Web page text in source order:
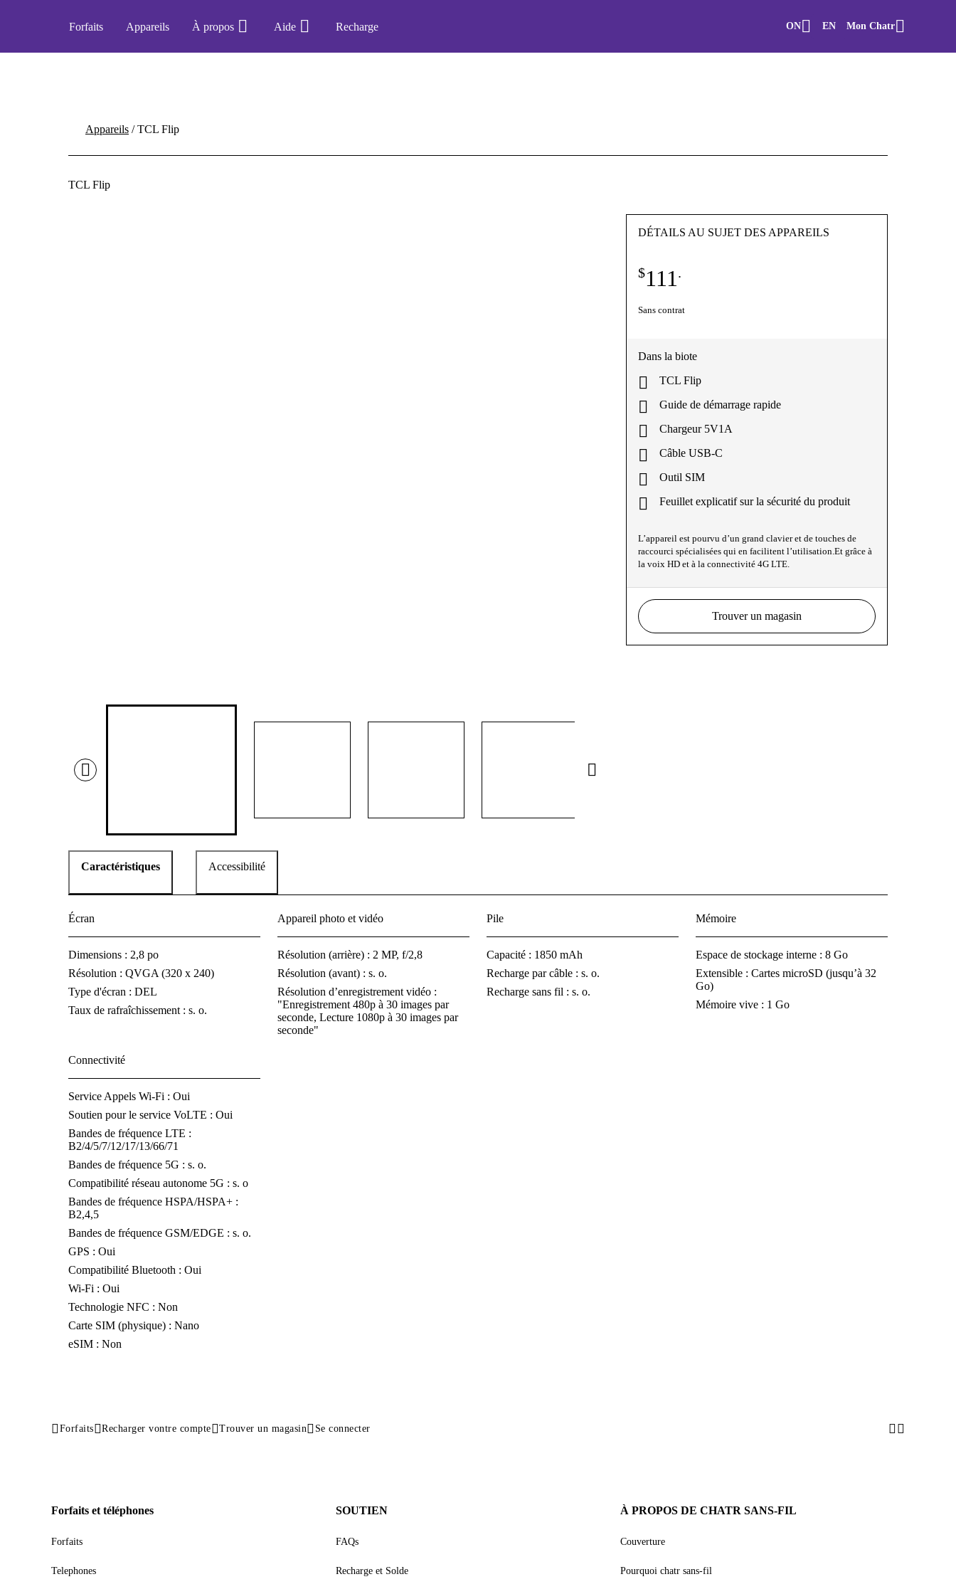
Forfaits Appareils À propos Aide Recharge ON EN Mon Chatr
Appareils / TCL Flip
TCL Flip
DÉTAILS AU SUJET DES APPAREILS
$111 .
Sans contrat
Dans la biote
TCL Flip
Guide de démarrage rapide
Chargeur 5V1A
Câble USB-C
Outil SIM
Feuillet explicatif sur la sécurité du produit
L’appareil est pourvu d’un grand clavier et de touches de
raccourci spécialisées qui en facilitent l’utilisation.Et grâce à
la voix HD et à la connectivité 4G LTE.
Trouver un magasin
Caractéristiques Accessibilité
Écran
Dimensions : 2,8 po
Résolution : QVGA (320 x 240)
Type d'écran : DEL
Taux de rafraîchissement : s. o.
Appareil photo et vidéo
Résolution (arrière) : 2 MP, f/2,8
Résolution (avant) : s. o.
Résolution d’enregistrement vidéo :
"Enregistrement 480p à 30 images par
seconde, Lecture 1080p à 30 images par
seconde"
Pile
Capacité : 1850 mAh
Recharge par câble : s. o.
Recharge sans fil : s. o.
Mémoire
Espace de stockage interne : 8 Go
Extensible : Cartes microSD (jusqu’à 32
Go)
Mémoire vive : 1 Go
Connectivité
Service Appels Wi-Fi : Oui
Soutien pour le service VoLTE : Oui
Bandes de fréquence LTE :
B2/4/5/7/12/17/13/66/71
Bandes de fréquence 5G : s. o.
Compatibilité réseau autonome 5G : s. o
Bandes de fréquence HSPA/HSPA+ :
B2,4,5
Bandes de fréquence GSM/EDGE : s. o.
GPS : Oui
Compatibilité Bluetooth : Oui
Wi-Fi : Oui
Technologie NFC : Non
Carte SIM (physique) : Nano
eSIM : Non
Forfaits Recharger vontre compte Trouver un magasin Se connecter Facebook
Instagram
Forfaits et téléphones
Forfaits
Telephones
SOUTIEN
FAQs
Recharge et Solde
À PROPOS DE CHATR SANS-FIL
Couverture
Pourquoi chatr sans-fil